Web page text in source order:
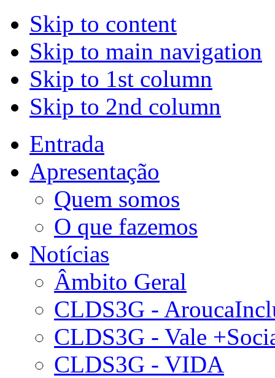
Skip to content
Skip to main navigation
Skip to 1st column
Skip to 2nd column
Entrada
Apresentação
Quem somos
O que fazemos
Notícias
Âmbito Geral
CLDS3G -
CLDS3G - Vale
CLDS3G - VIDA